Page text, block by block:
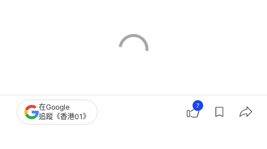
病毒 郵輪
在Google
追蹤《香港01》
7